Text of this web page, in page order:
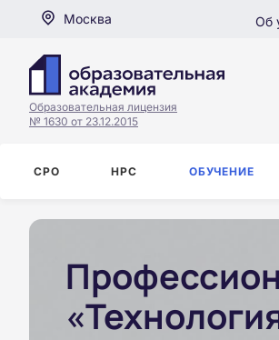
Москва Об
Образовательная лицензия
№ 1630 от 23.12.2015
СРО НРС ОБУЧЕНИЕ